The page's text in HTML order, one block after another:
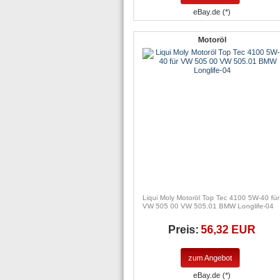
eBay.de (*)
Motoröl
Liqui Moly Motoröl Top Tec 4100 5W-40 für
VW 505 00 VW 505.01 BMW Longlife-04
Preis: 56,32 EUR
zum Angebot
eBay.de (*)